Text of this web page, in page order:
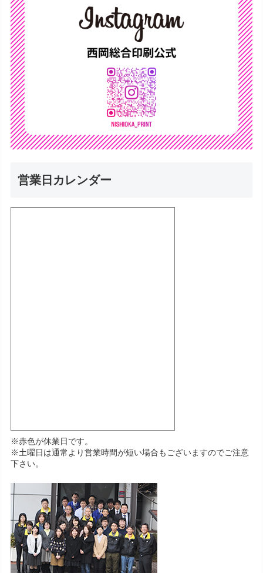
営業日カレンダー
※赤色が休業日です。
※土曜日は通常より営業時間が短い場合もございますのでご注意
下さい。